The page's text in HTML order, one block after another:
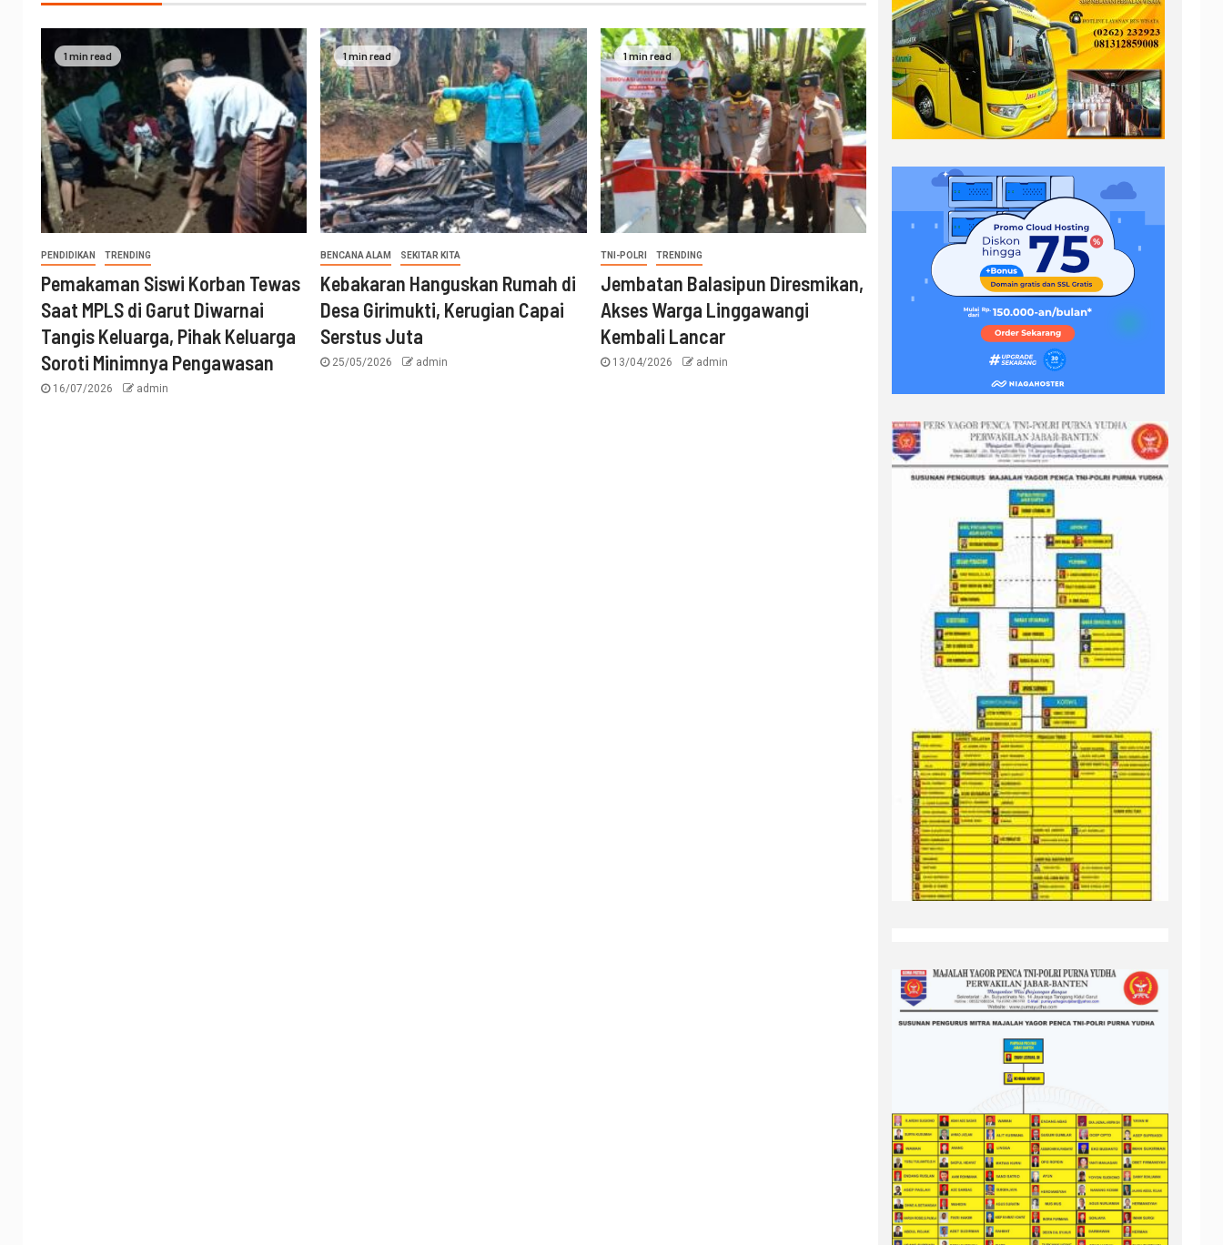
1 min read
PENDIDIKAN TRENDING
Pemakaman Siswi Korban Tewas
Saat MPLS di Garut Diwarnai
Tangis Keluarga, Pihak Keluarga
Soroti Minimnya Pengawasan
16/07/2026 admin
1 min read
BENCANA ALAM SEKITAR KITA
Kebakaran Hanguskan Rumah di
Desa Girimukti, Kerugian Capai
Serstus Juta
25/05/2026 admin
1 min read
TNI-POLRI TRENDING
Jembatan Balasipun Diresmikan,
Akses Warga Linggawangi
Kembali Lancar
13/04/2026 admin